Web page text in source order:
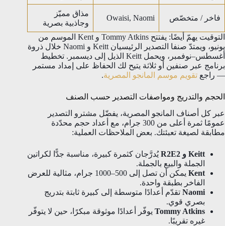
فاخر / متخصّص Owaisi, Naomi
مذاق مميّز
وجاذبية بصرية
التوقيت يهمّ أيضًا: يفتتح Tommy Atkins و Kent الموسم من
يونيو، ويمتدّ صنفا التصدير الرئيسيان Keitt و Naomi خلال ذروة
أغسطس–نوفمبر، ويحمل Keitt الذيل إلى ديسمبر. تخطيط
برنامج عبر صنفين أو ثلاثة يتيح لك الحفاظ على إمداد مستمر
— راجع تقويم موسم المانجو المصرية.
الحجم والتدريج ومواصفات التصدير حسب الصنف
عبر كل أصناف المانجو المصرية، يفضّل مشترو التصدير
عمومًا ثمرة أعلى من 300 جرام، مع أعداد حجم محدّدة
مطابقة لصيغة تعبئتك. بعض الملاحظات العملية:
Keitt و R2E2
يُدرَّجان كثمرة كبيرة، مناسبة جدًّا لكراتين
الجملة والبيع بالجملة.
Kent
يمكن أن تصل إلى 500–1000 جرام، مثالية للعرض
الفاخر بطبقة واحدة.
Naomi تقدّم أعدادًا متوسطة إلى كبيرة ثابتة بتدريج
بصري قوي.
Tommy Atkins يوفّر أعدادًا موثوقة مبكرًا، حين لا يتوفّر
غيره تقريبًا.